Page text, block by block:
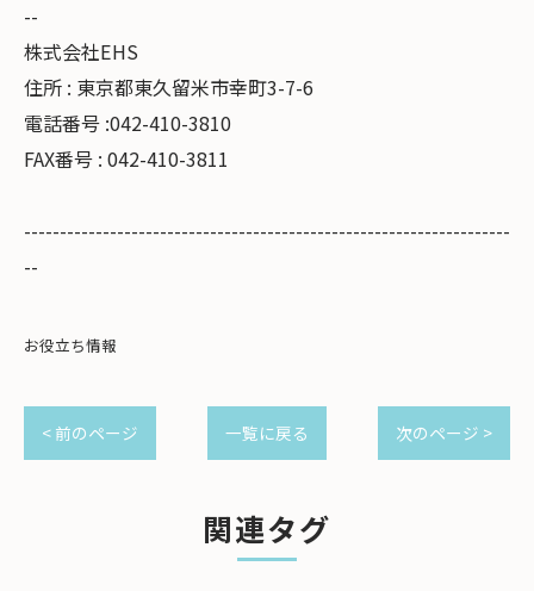
--
株式会社EHS
住所 : 東京都東久留米市幸町3-7-6
電話番号 :042-410-3810
FAX番号 : 042-410-3811
--------------------------------------------------------------------
--
お役立ち情報
< 前のページ 一覧に戻る 次のページ >
関連タグ